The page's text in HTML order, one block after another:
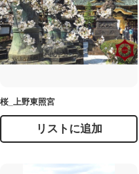
桜_上野東照宮
リストに追加